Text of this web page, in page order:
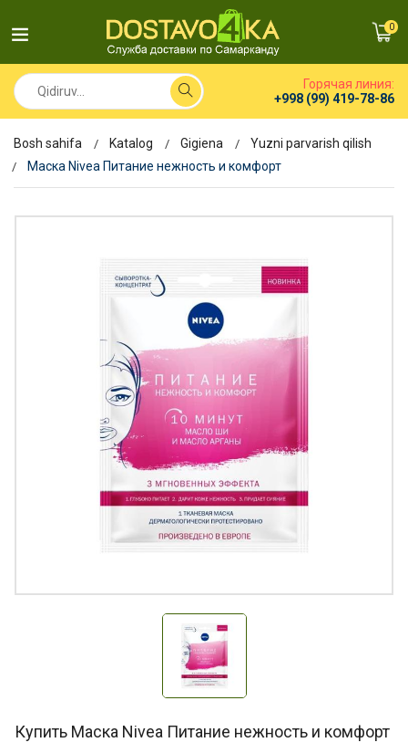
0
Горячая линия:
+998 (99) 419-78-86
Bosh sahifa Katalog Gigiena
Yuzni parvarish qilish
Маска Nivea Питание нежность и комфорт
Купить Маска Nivea Питание нежность и комфорт